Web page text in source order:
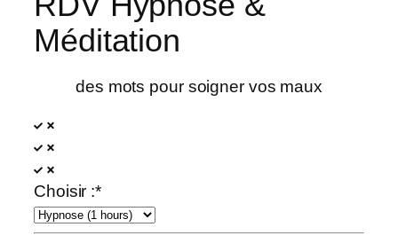
Méditation
des mots pour soigner vos maux
Choisir :*